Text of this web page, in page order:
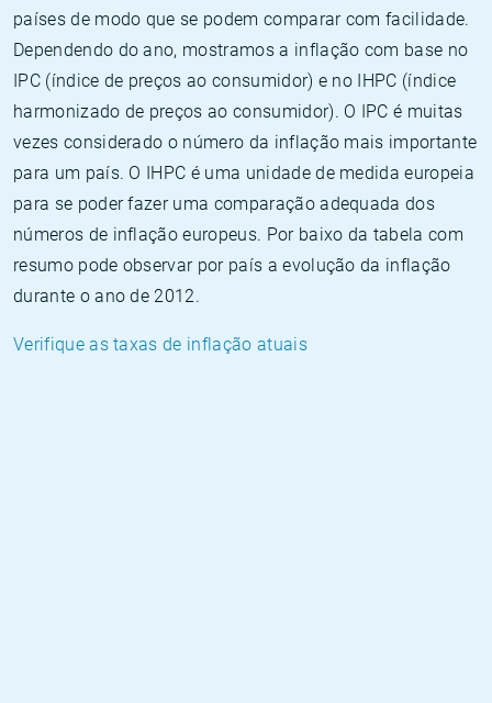
países de modo que se podem comparar com facilidade.
Dependendo do ano, mostramos a inflação com base no
IPC (índice de preços ao consumidor) e no IHPC (índice
harmonizado de preços ao consumidor). O IPC é muitas
vezes considerado o número da inflação mais importante
para um país. O IHPC é uma unidade de medida europeia
para se poder fazer uma comparação adequada dos
números de inflação europeus. Por baixo da tabela com
resumo pode observar por país a evolução da inflação
durante o ano de 2012.
Verifique as taxas de inflação atuais